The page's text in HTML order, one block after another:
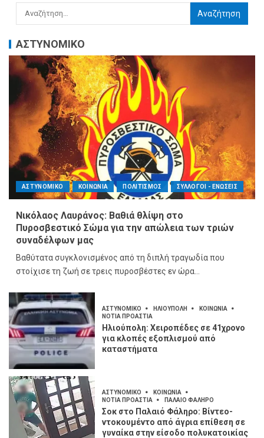
ΑΣΤΥΝΟΜΙΚΟ
ΑΣΤΥΝΟΜΙΚΟ ΚΟΙΝΩΝΙΑ ΠΟΛΙΤΙΣΜΟΣ ΣΥΛΛΟΓΟΙ - ΕΝΩΣΕΙΣ
Νικόλαος Λαυράνος: Βαθιά θλίψη στο
Πυροσβεστικό Σώμα για την απώλεια των τριών
συναδέλφων μας
Βαθύτατα συγκλονισμένος από τη διπλή τραγωδία που
στοίχισε τη ζωή σε τρεις πυροσβέστες εν ώρα...
ΑΣΤΥΝΟΜΙΚΟ ΗΛΙΟΥΠΟΛΗ
ΚΟΙΝΩΝΙΑ
ΝΟΤΙΑ ΠΡΟΑΣΤΙΑ
Ηλιούπολη: Χειροπέδες σε 41χρονο
για κλοπές εξοπλισμού από
καταστήματα
ΑΣΤΥΝΟΜΙΚΟ
ΚΟΙΝΩΝΙΑ
ΝΟΤΙΑ ΠΡΟΑΣΤΙΑ
ΠΑΛΑΙΟ ΦΑΛΗΡΟ
Σοκ στο Παλαιό Φάληρο: Βίντεο-
ντοκουμέντο από άγρια επίθεση σε
γυναίκα στην είσοδο πολυκατοικίας